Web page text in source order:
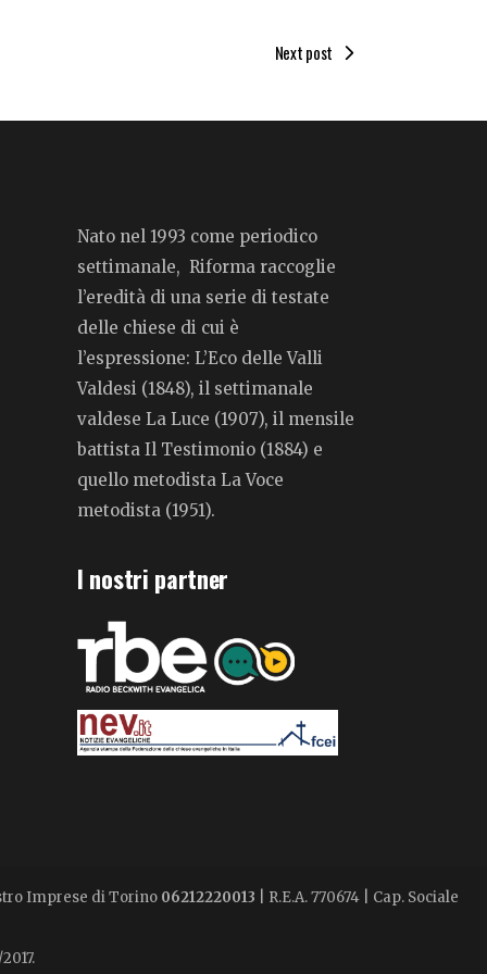
Next post
Nato nel 1993 come periodico
settimanale, Riforma raccoglie
l’eredità di una serie di testate
delle chiese di cui è
l’espressione: L’Eco delle Valli
Valdesi (1848), il settimanale
valdese La Luce (1907), il mensile
battista Il Testimonio (1884) e
quello metodista La Voce
metodista (1951).
I nostri partner
Imprese di Torino 06212220013 | R.E.A. 770674 | Cap. Sociale